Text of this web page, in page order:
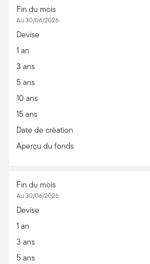
Fin du mois
Au 30/06/2026
Devise
1 an
3 ans
5 ans
10 ans
15 ans
Date de création
Aperçu du fonds
Fin du mois
Au 30/06/2026
Devise
1 an
3 ans
5 ans